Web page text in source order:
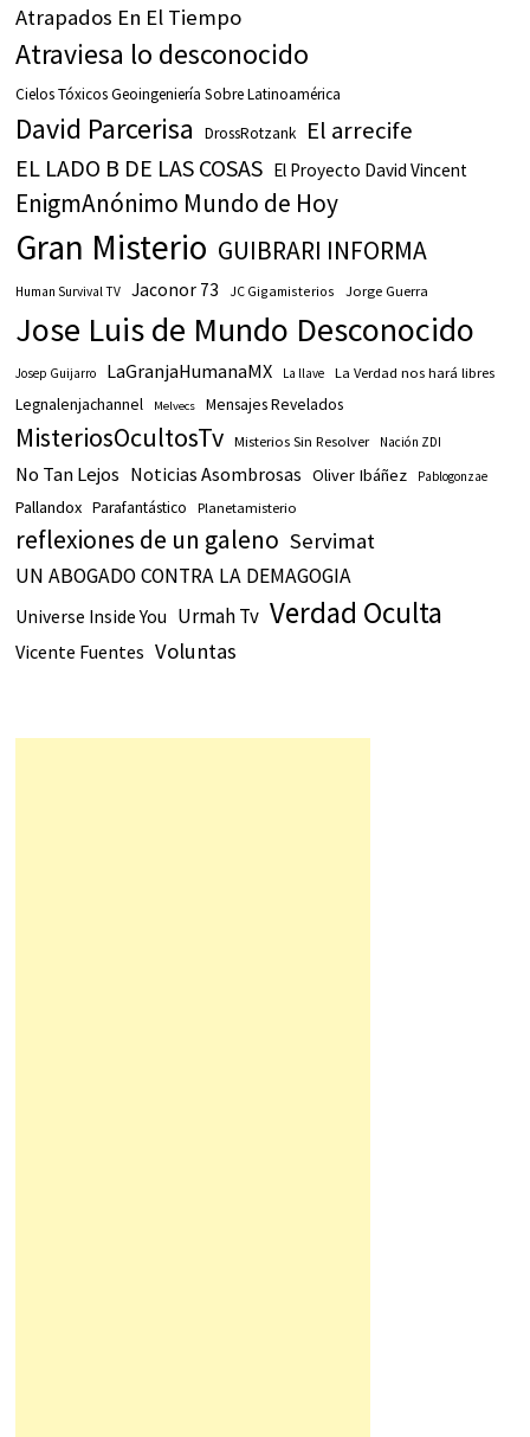
Atrapados En El Tiempo
Atraviesa lo desconocido
Cielos Tóxicos Geoingeniería Sobre Latinoamérica
David Parcerisa DrossRotzank El arrecife
EL LADO B DE LAS COSAS El Proyecto David Vincent
EnigmAnónimo Mundo de Hoy
Gran Misterio GUIBRARI INFORMA
Human Survival TV Jaconor 73 JC Gigamisterios Jorge Guerra
Jose Luis de Mundo Desconocido
Josep Guijarro LaGranjaHumanaMX La llave La Verdad nos hará libres
Legnalenjachannel Melvecs Mensajes Revelados
MisteriosOcultosTv Misterios Sin Resolver Nación ZDI
No Tan Lejos Noticias Asombrosas Oliver Ibáñez Pablogonzae
Pallandox Parafantástico Planetamisterio
reflexiones de un galeno Servimat
UN ABOGADO CONTRA LA DEMAGOGIA
Universe Inside You Urmah Tv Verdad Oculta
Vicente Fuentes Voluntas